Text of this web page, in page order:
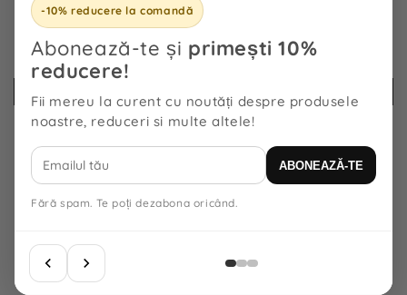
-10% reducere la comandă
Abonează-te și primești 10%
reducere!
Fii mereu la curent cu noutăți despre produsele
noastre, reduceri si multe altele!
ABONEAZĂ-TE
Fără spam. Te poți dezabona oricând.